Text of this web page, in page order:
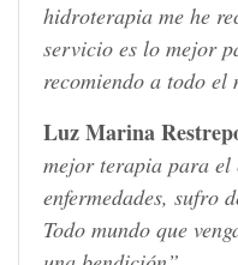
hidroterapia me he
servicio es lo mejor
recomiendo a todo el
Luz Marina
mejor terapia para
enfermedades, sufro
Todo mundo que